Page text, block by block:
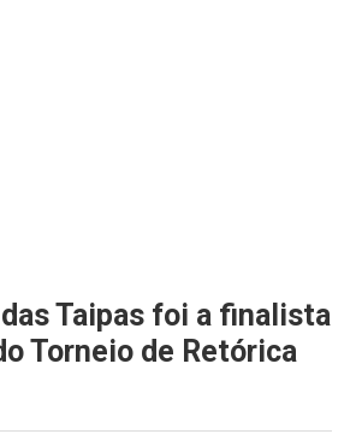
Taipas foi a finalista
Torneio de Retórica